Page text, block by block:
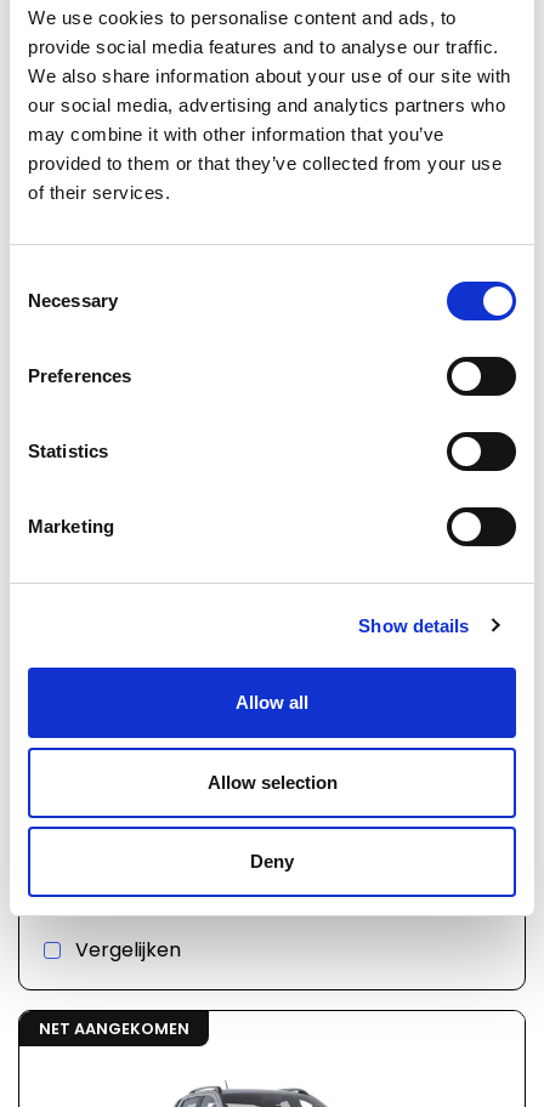
We use cookies to personalise content and ads, to
provide social media features and to analyse our traffic.
We also share information about your use of our site with
our social media, advertising and analytics partners who
may combine it with other information that you’ve
provided to them or that they’ve collected from your use
of their services.
Selection
Necessary
Preferences
Statistics
Marketing
Show details
Allow all
Allow selection
Deny
Automaat
Vergelijken
NET AANGEKOMEN
Ford P703 ranger
Vergelijken
NET AANGEKOMEN